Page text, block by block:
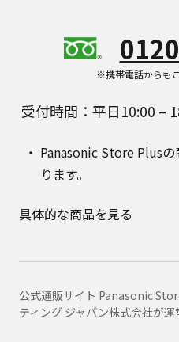
※携帯電話からも
受付時間：平日10:00 –
Panasonic Store Plus
ります。
具体的な商品を見る
公式通販サイト Panasonic
ティング ジャパン株式会社が運